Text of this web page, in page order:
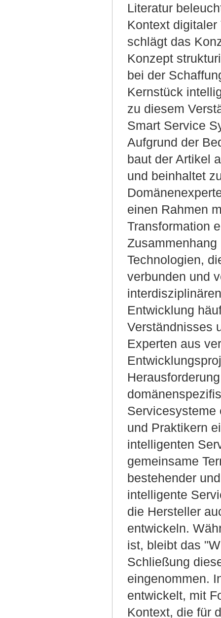
Literatur
Kontext
schlägt das
Konzept
bei der
Kernstück
zu diesem
Smart Service
Aufgrund der
baut der Artikel
und beinhaltet
einen Rahmen
Transformation
Technologien,
verbunden und
Entwicklung
Verständnisses
Experten aus
Servicesysteme
und Praktikern
intelligenten
gemeinsame
bestehender
intelligente
die Hersteller
entwickeln.
ist, bleibt das
Schließung
eingenommen.
entwickelt, mit
Kontext, die für